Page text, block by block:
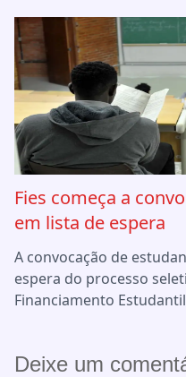
Fies começa a
em lista de espera
A convocação de
espera do processo
Financiamento
Deixe um